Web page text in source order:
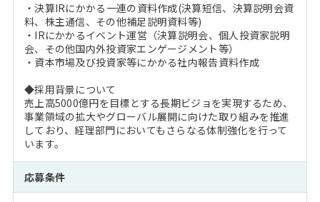
年齢と年収の相関図
・決算IRにかかる一連の資料作成(決算短信、決算説明会資
料、株主通信、その他補足説明資料等)
・IRにかかるイベント運営（決算説明会、個人投資家説明
会、その他国内外投資家エンゲージメント等）
・資本市場及び投資家等にかかる社内報告資料作成
◆採用背景について
売上高5000億円を目標とする長期ビジョを実現するため、
事業領域の拡大やグローバル展開に向けた取り組みを推進
しており、経理部門においてもさらなる体制強化を行って
います。
応募条件